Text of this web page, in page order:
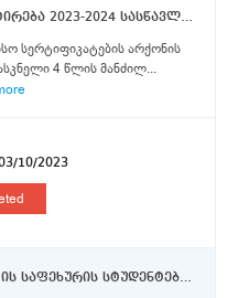
უცხო ენის ინსტიტუციური ტესტირება 2023-2024 სასწავლო წლისათვის დაგეგმილ თსუ-ს გაცვლით და მობილობის პროგრამებში მონაწილეობის მსურველი სტუდენტებისათვის
სერტიფიკატების არქონის
4 წლის მანძილ...
10/2023
კონკურსი თსუ-ს ბაკალავრიატის საფეხურის სტუდენტებისთვის ორმხრივი თანამშრომლობის ფარგლებში 2023-2024 სასწავლო წლის გაზაფხულის სემესტრში მობილობისათვის გაცვლითი პროგრამის სტიპენდიების მოსაპოვებლად